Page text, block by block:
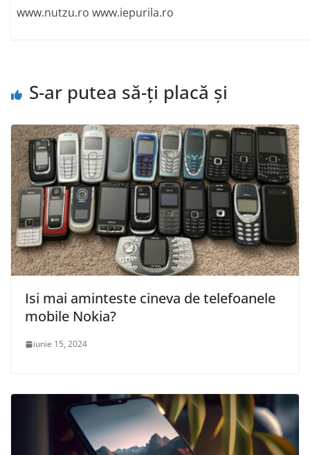
www.nutzu.ro www.iepurila.ro
S-ar putea să-ți placă și
Isi mai aminteste cineva de telefoanele
mobile Nokia?
iunie 15, 2024